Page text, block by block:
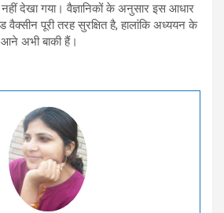
नहीं देखा गया। वैज्ञानिकों के अनुसार इस आधार
वैक्सीन पूरी तरह सुरक्षित है, हालांकि अध्ययन के
आने अभी बाकी हैं।